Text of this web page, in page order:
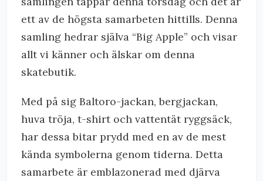
ett av de högsta samarbeten hittills. Denna
samling hedrar själva “Big Apple” och visar
allt vi känner och älskar om denna
skatebutik.
Med på sig Baltoro-jackan, bergjackan,
huva tröja, t-shirt och vattentät ryggsäck,
har dessa bitar prydd med en av de mest
kända symbolerna genom tiderna. Detta
samarbete är emblazonerad med djärva